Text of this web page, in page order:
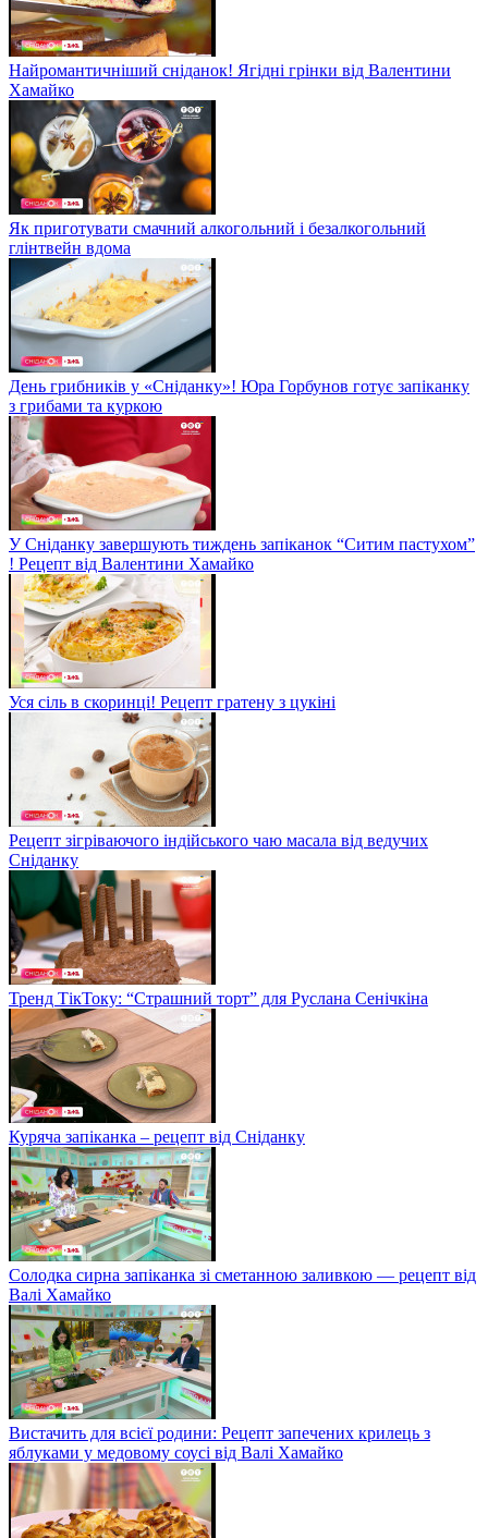
Найромантичніший сніданок! Ягідні грінки від Валентини
Хамайко
Як приготувати смачний алкогольний і безалкогольний
глінтвейн вдома
День грибників у «Сніданку»! Юра Горбунов готує запіканку
з грибами та куркою
У Сніданку завершують тиждень запіканок “Ситим пастухом”
! Рецепт від Валентини Хамайко
Уся сіль в скоринці! Рецепт гратену з цукіні
Рецепт зігріваючого індійського чаю масала від ведучих
Сніданку
Тренд ТікТоку: “Страшний торт” для Руслана Сенічкіна
Куряча запіканка – рецепт від Сніданку
Солодка сирна запіканка зі сметанною заливкою — рецепт від
Валі Хамайко
Вистачить для всієї родини: Рецепт запечених крилець з
яблуками у медовому соусі від Валі Хамайко